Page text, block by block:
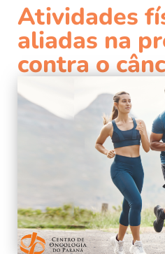
Atividades
aliadas na
contra o